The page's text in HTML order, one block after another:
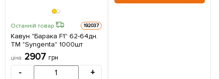
Останній товар 192037
Кавун "Барака F1" 62-64дн.
ТМ "Syngenta" 1000шт
ціна 2907 грн
- +